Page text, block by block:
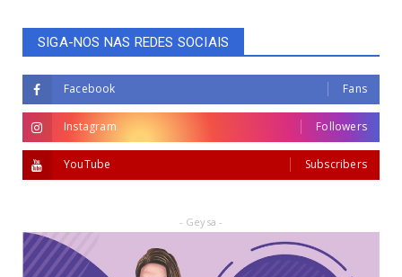
SIGA-NOS NAS REDES SOCIAIS
Facebook Fans
Instagram Followers
YouTube Subscribers
- Geysa -